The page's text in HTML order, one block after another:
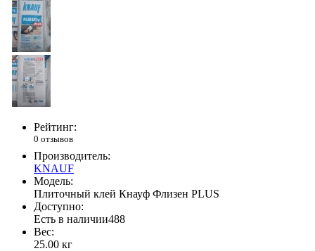
Рейтинг:
0 отзывов
Производитель:
KNAUF
Модель:
Плиточный клей Кнауф Флизен PLUS
Доступно:
Есть в наличии488
Вес:
25.00 кг